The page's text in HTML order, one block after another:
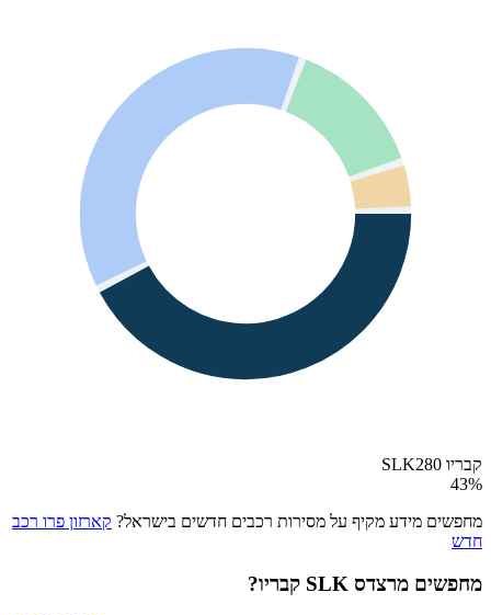
קבריו SLK280
43%
מחפשים מידע מקיף על מסירות רכבים חדשים בישראל? קארזון פרו רכב
חדש
מחפשים מרצדס SLK קבריו ?